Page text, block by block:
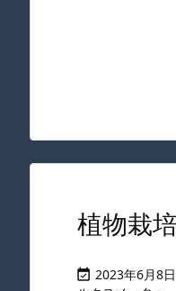
植物栽
 2023年6月8日